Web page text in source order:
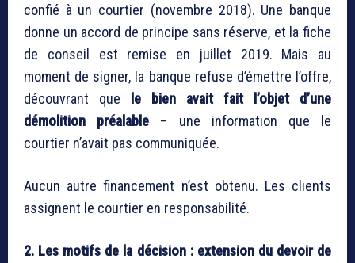
confié à un courtier (novembre 2018). Une banque
donne un accord de principe sans réserve, et la fiche
de conseil est remise en juillet 2019. Mais au
moment de signer, la banque refuse d’émettre l’offre,
découvrant que
le bien avait fait l’objet d’une
démolition préalable – une information que le
courtier n’avait pas communiquée.
Aucun autre financement n’est obtenu. Les clients
assignent le courtier en responsabilité.
2. Les motifs de la décision : extension du devoir de